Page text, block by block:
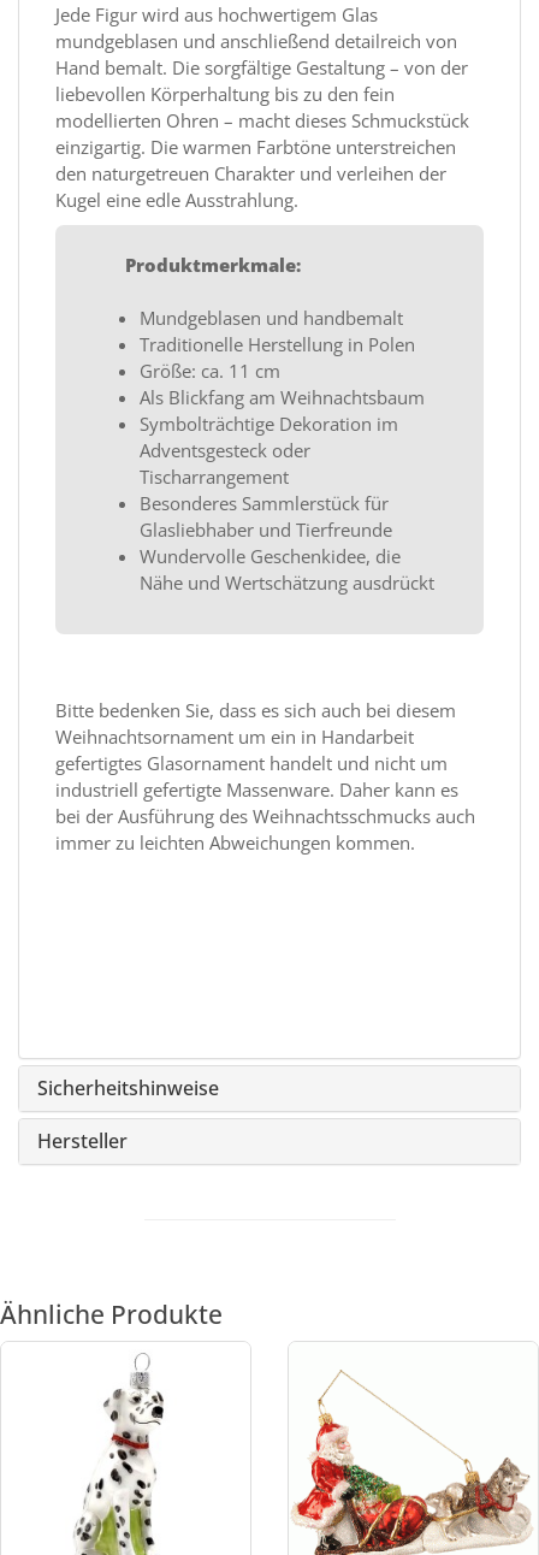
Jede Figur wird aus hochwertigem Glas
mundgeblasen und anschließend detailreich von
Hand bemalt. Die sorgfältige Gestaltung – von der
liebevollen Körperhaltung bis zu den fein
modellierten Ohren – macht dieses Schmuckstück
einzigartig. Die warmen Farbtöne unterstreichen
den naturgetreuen Charakter und verleihen der
Kugel eine edle Ausstrahlung.
Produktmerkmale:
Mundgeblasen und handbemalt
Traditionelle Herstellung in Polen
Größe: ca. 11 cm
Als Blickfang am Weihnachtsbaum
Symbolträchtige Dekoration im
Adventsgesteck oder
Tischarrangement
Besonderes Sammlerstück für
Glasliebhaber und Tierfreunde
Wundervolle Geschenkidee, die
Nähe und Wertschätzung ausdrückt
Bitte bedenken Sie, dass es sich auch bei diesem
Weihnachtsornament um ein in Handarbeit
gefertigtes Glasornament handelt und nicht um
industriell gefertigte Massenware. Daher kann es
bei der Ausführung des Weihnachtsschmucks auch
immer zu leichten Abweichungen kommen.
Sicherheitshinweise
Hersteller
Ähnliche Produkte